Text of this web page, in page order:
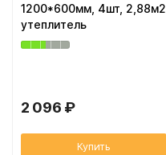
1200*600мм, 4шт, 2,88м2
утеплитель
2 096 ₽
Купить